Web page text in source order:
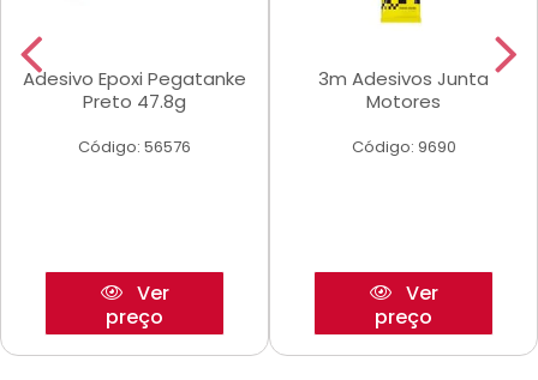
Adesivo Epoxi Pegatanke
Preto 47.8g
Código: 56576
Ver
preço
3m Adesivos Junta
Motores
Código: 9690
Ver
preço